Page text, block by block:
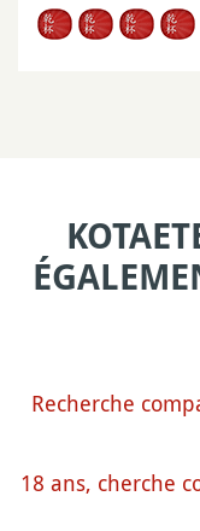
Recherche
18 ans, cherche